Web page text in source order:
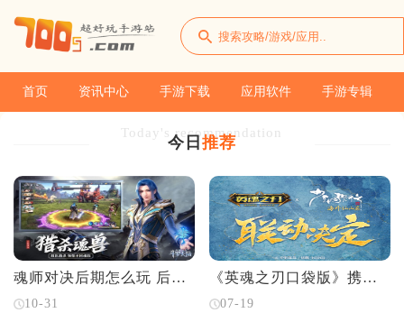
首页 资讯中心 手游下载 应用软件 手游专辑
Today's recommendation
今日 推荐
魂师对决后期怎么玩 后期
玩法介绍
10-31
《英魂之刃口袋版》携手
《少年歌行》演绎“何为国
07-19